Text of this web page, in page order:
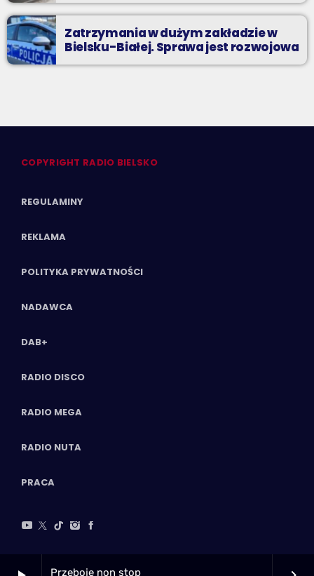
Przeboje non stop
Zatrzymania w dużym zakładzie w
Bielsku-Białej. Sprawa jest rozwojowa
COPYRIGHT RADIO BIELSKO
REGULAMINY
REKLAMA
POLITYKA PRYWATNOŚCI
NADAWCA
DAB+
RADIO DISCO
RADIO MEGA
RADIO NUTA
PRACA